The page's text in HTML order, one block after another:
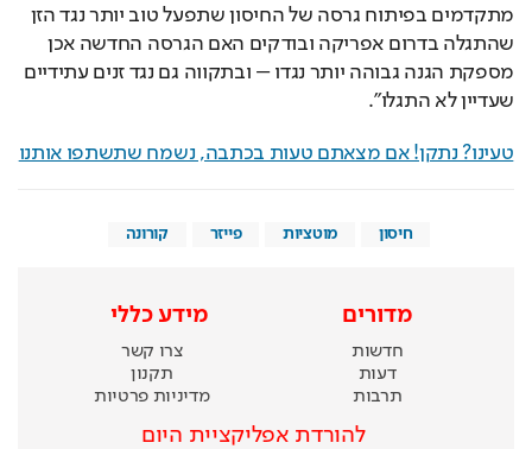
מתקדמים בפיתוח גרסה של החיסון שתפעל טוב יותר נגד הזן
שהתגלה בדרום אפריקה ובודקים האם הגרסה החדשה אכן
מספקת הגנה גבוהה יותר נגדו – ובתקווה גם נגד זנים עתידיים
שעדיין לא התגלו".
טעינו? נתקן! אם מצאתם טעות בכתבה, נשמח שתשתפו אותנו
חיסון מוטציות פייזר קורונה
מדורים
חדשות
דעות
תרבות
מידע כללי
צרו קשר
תקנון
מדיניות פרטיות
להורדת אפליקציית היום